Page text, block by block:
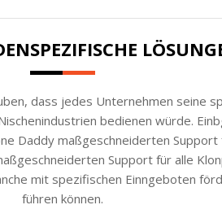
dass jedes Unternehmen seine
bedienen würde.
Daddy maßgeschneiderten Support
Support für alle
mit spezifischen Einngeboten
führen können.